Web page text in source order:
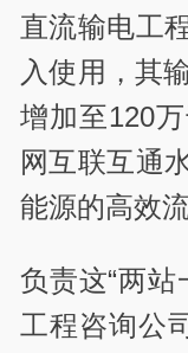
直流输电工
入使用，其
增加至120
网互联互通
能源的高效流
负责这“两站
工程咨询公